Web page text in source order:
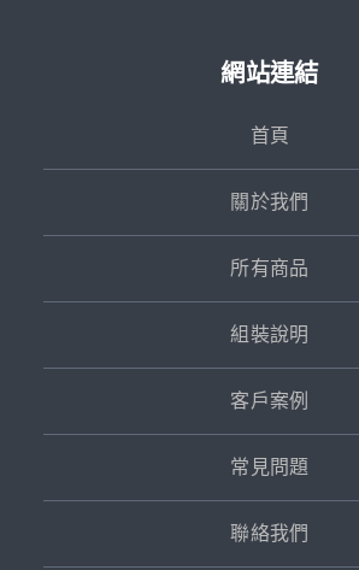
網站連結
首頁
關於我們
所有商品
組裝說明
客戶案例
常見問題
聯絡我們